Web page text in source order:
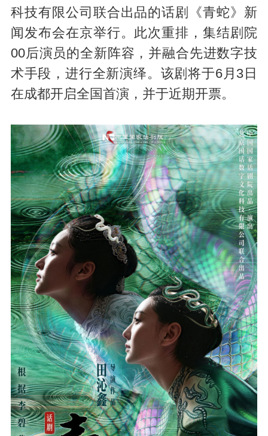
科技有限公司联合出品的话剧《青蛇》新
闻发布会在京举行。此次重排，集结剧院
00后演员的全新阵容，并融合先进数字技
术手段，进行全新演绎。该剧将于6月3日
在成都开启全国首演，并于近期开票。